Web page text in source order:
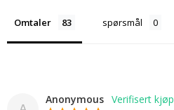
Omtaler spørsmål
Anonymous